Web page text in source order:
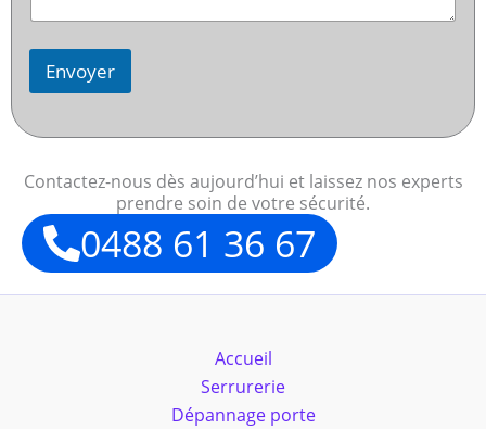
Envoyer
Contactez-nous dès aujourd’hui et laissez nos experts
prendre soin de votre sécurité.
0488 61 36 67
Accueil
Serrurerie
Dépannage porte